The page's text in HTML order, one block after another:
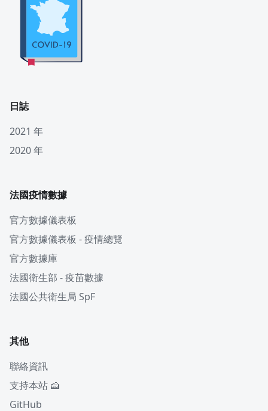
日誌
2021 年
2020 年
法國疫情數據
官方數據儀表板
官方數據儀表板 - 疫情總覽
官方數據庫
法國衛生部 - 疫苗數據
法國公共衛生局 SpF
其他
聯絡資訊
支持本站 🍰
GitHub